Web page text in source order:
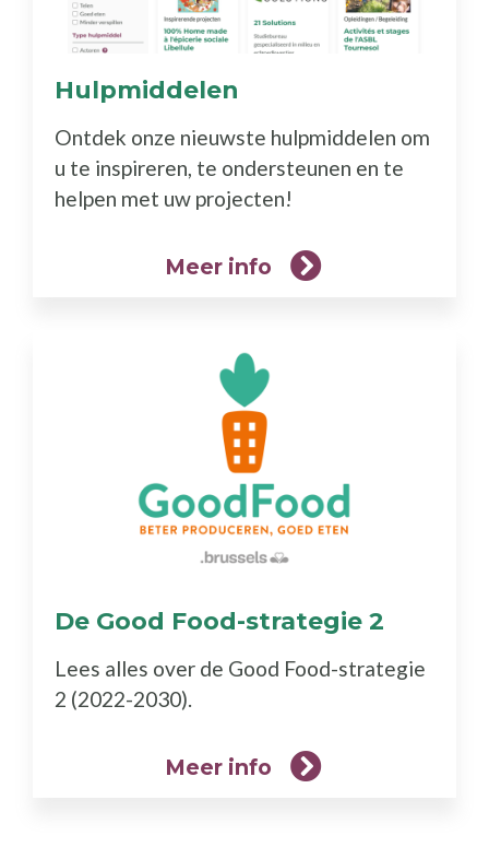
Hulpmiddelen
Ontdek onze nieuwste hulpmiddelen om
u te inspireren, te ondersteunen en te
helpen met uw projecten!
Meer info
De Good Food-strategie 2
Lees alles over de Good Food-strategie
2 (2022-2030).
Meer info